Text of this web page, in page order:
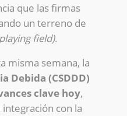
que las firmas
un terreno de
field).
misma semana, la
Debida (CSDDD)
clave hoy,
con la